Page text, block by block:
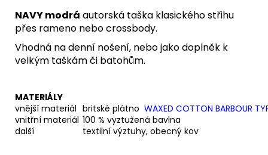
NAVY modrá autorská taška klasického střihu
přes rameno nebo crossbody.
Vhodná na denní nošení, nebo jako doplněk k
velkým taškám či batohům.
MATERIÁLY
vnější materiál britské plátno WAXED COTTON BARBOUR
vnitřní materiál 100 % vyztužená bavlna
další
textilní výztuhy, obecný kov